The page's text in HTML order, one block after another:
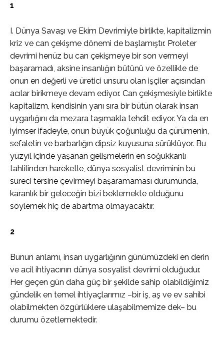
1
I. Dünya Savaşı ve Ekim Devrimiyle birlikte, kapitalizmin
kriz ve can çekişme dönemi de başlamıştır. Proleter
devrimi henüz bu can çekişmeye bir son vermeyi
başaramadı, aksine insanlığın bütünü ve özellikle de
onun en değerli ve üretici unsuru olan işçiler açısından
acılar birikmeye devam ediyor. Can çekişmesiyle birlikte
kapitalizm, kendisinin yanı sıra bir bütün olarak insan
uygarlığını da mezara taşımakla tehdit ediyor. Ya da en
iyimser ifadeyle, onun büyük çoğunluğu da çürümenin,
sefaletin ve barbarlığın dipsiz kuyusuna sürüklüyor. Bu
yüzyıl içinde yaşanan gelişmelerin en soğukkanlı
tahlilinden hareketle, dünya sosyalist devriminin bu
süreci tersine çevirmeyi başaramaması durumunda,
karanlık bir geleceğin bizi beklemekte olduğunu
söylemek hiç de abartma olmayacaktır.
2
Bunun anlamı, insan uygarlığının günümüzdeki en derin
ve acil ihtiyacının dünya sosyalist devrimi olduğudur.
Her geçen gün daha güç bir şekilde sahip olabildiğimiz
gündelik en temel ihtiyaçlarımız –bir iş, aş ve ev sahibi
olabilmekten özgürlüklere ulaşabilmemize dek– bu
durumu özetlemektedir.